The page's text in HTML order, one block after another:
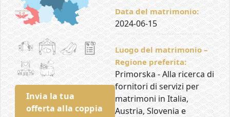
Invia la tua
offerta alla coppia
Data del matrimonio:
2024-06-15
Luogo del matrimonio –
Regione preferita:
Primorska - Alla ricerca di
fornitori di servizi per
matrimoni in Italia,
Austria, Slovenia e